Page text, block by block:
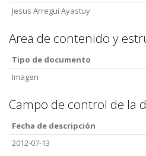
Jesus Arregui Ayastuy
Area de contenido y
Tipo de documento
Imagen
Campo de control de la
Fecha de descripción
2012-07-13